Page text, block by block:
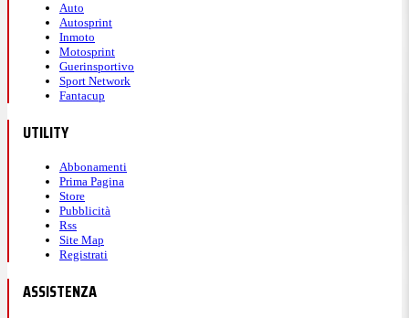
Auto
Autosprint
Inmoto
Motosprint
Guerinsportivo
Sport Network
Fantacup
UTILITY
Abbonamenti
Prima Pagina
Store
Pubblicità
Rss
Site Map
Registrati
ASSISTENZA